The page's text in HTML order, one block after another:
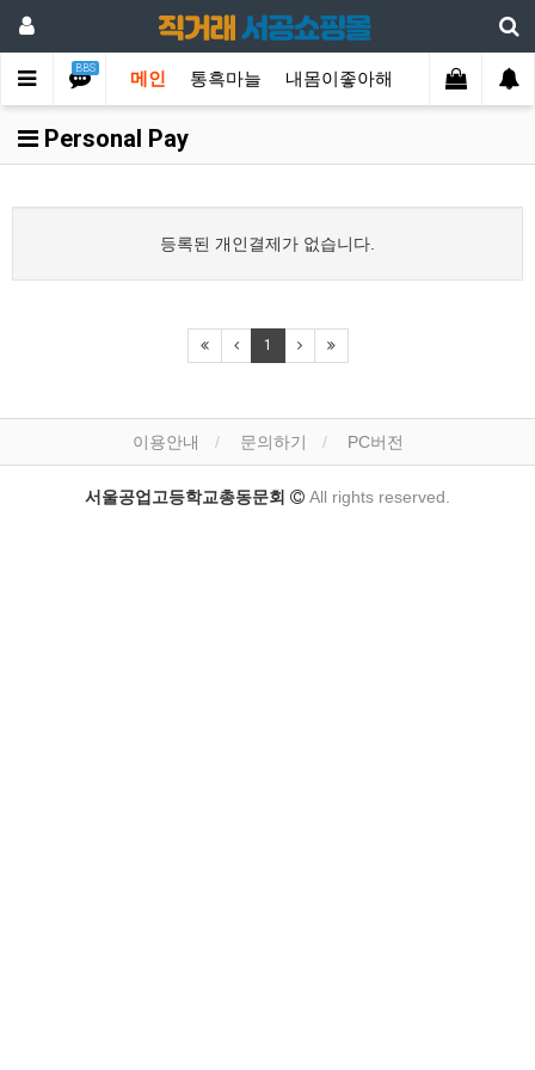
BBS
메인 통흑마늘 내몸이좋아해 먹거리/술안주
Personal Pay
등록된 개인결제가 없습니다.
1
이용안내 문의하기 PC버전
서울공업고등학교총동문회 All rights reserved.